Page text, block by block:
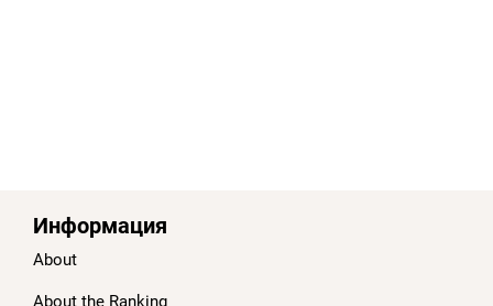
Информация
About
About the Ranking